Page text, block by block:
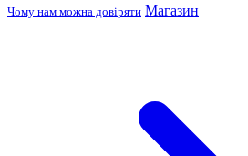
Чому нам можна довіряти Магазин